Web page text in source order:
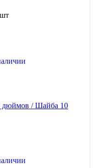
дюймов / Шайба 10